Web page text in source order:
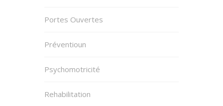
Portes Ouvertes
Préventioun
Psychomotricité
Rehabilitation